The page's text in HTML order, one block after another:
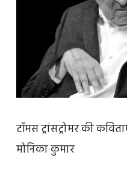
टॉमस ट्रांसट्रोमर की
मोनिका कुमार